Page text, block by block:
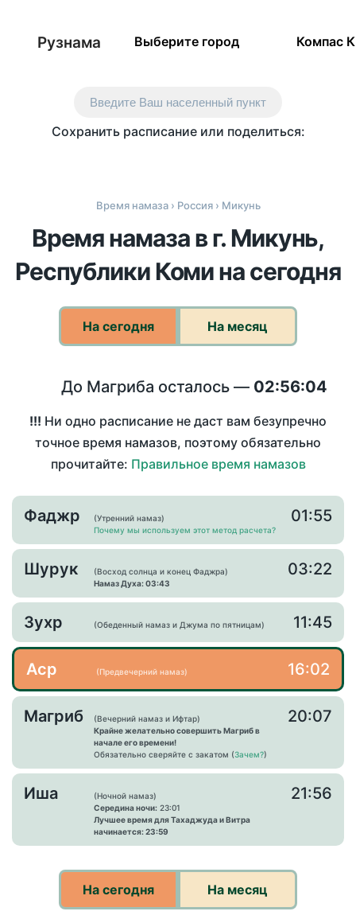
Рузнама Выберите город Компас
Введите Ваш населенный пункт
Сохранить расписание или поделиться:
Время намаза› Россия› Микунь
Время намаза в г. Микунь,
Республики Коми на сегодня
На сегодня На месяц
До Магриба осталось — 02:56:04
!!! Ни одно расписание не даст вам безупречно
точное время намазов, поэтому обязательно
прочитайте: Правильное время намазов
Фаджр
(Утренний намаз)
Почему мы используем этот метод расчета?
01:55
Шурук
(Восход солнца и конец Фаджра)
Намаз Духа: 03:43
03:22
Зухр (Обеденный намаз и Джума по пятницам) 11:45
Аср (Предвечерний намаз) 16:02
Магриб
(Вечерний намаз и Ифтар)
Крайне желательно совершить Магриб в
начале его времени!
Обязательно сверяйте с закатом (Зачем?)
20:07
Иша
(Ночной намаз)
Середина ночи: 23:01
Лучшее время для Тахаджуда и Витра
начинается: 23:59
21:56
На сегодня На месяц